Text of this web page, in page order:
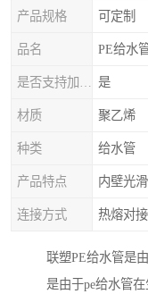
产品规格 可定制
品名 PE给水
是
材质 聚乙烯
种类 给水管
产品特点 内壁光
连接方式 热熔对
联塑PE给水管是
是由于pe给水管